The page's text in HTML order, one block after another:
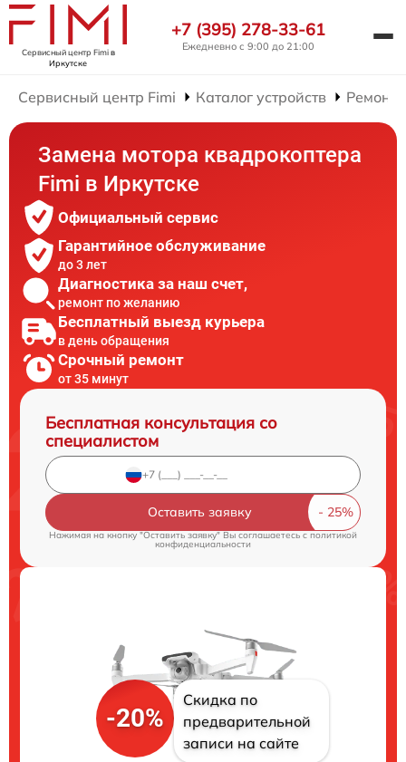
Сервисный центр Fimiв
Иркутске
+7 (395) 278-33-61
Ежедневно с 9:00 до 21:00
Сервисный центр Fimi Каталог устройств Ремонт
Замена мотора квадрокоптера
Fimi в Иркутске
Официальный сервис
Гарантийное обслуживание
до 3 лет
Диагностика за наш счет,
ремонт по желанию
Бесплатный выезд курьера
в день обращения
Срочный ремонт
от 35 минут
Бесплатная консультация со
специалистом
Оставить заявку
Нажимая на кнопку "Оставить заявку" Вы соглашаетесь cполитикой
конфиденциальности
-20%
Скидка по
предварительной
записи на сайте